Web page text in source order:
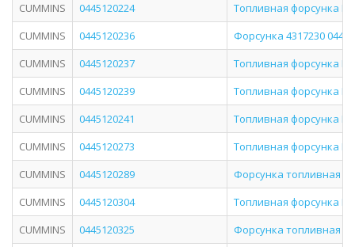
CUMMINS
0445120224
Топливная форсунка
CUMMINS
0445120236
Форсунка 4317230
CUMMINS
0445120237
Топливная форсунка
CUMMINS
0445120239
Топливная форсунка
CUMMINS
0445120241
Топливная форсунка
CUMMINS
0445120273
Топливная форсунка
CUMMINS
0445120289
Форсунка топливная
CUMMINS
0445120304
Топливная форсунка
CUMMINS
0445120325
Форсунка топливная